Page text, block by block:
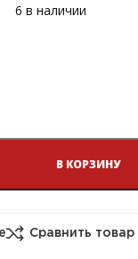
6 в наличии
В КОРЗИНУ
Сравнить товар